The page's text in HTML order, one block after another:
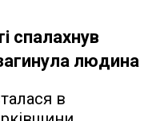
спалахнув
людина
в